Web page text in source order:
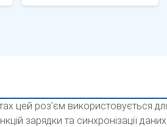
цей роз'єм використовується
зарядки та синхронізації